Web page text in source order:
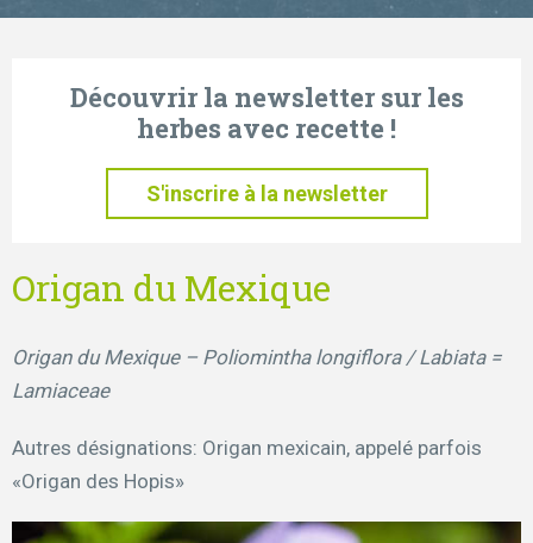
Découvrir la newsletter sur les
herbes avec recette !
S'inscrire à la newsletter
Origan du Mexique
Origan du Mexique – Poliomintha longiflora / Labiata =
Lamiaceae
Autres désignations: Origan mexicain, appelé parfois
«Origan des Hopis»